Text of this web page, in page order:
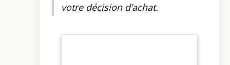
votre décision d’achat.